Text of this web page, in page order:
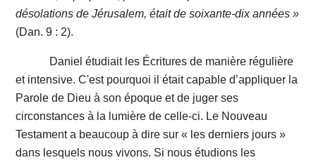
désolations de Jérusalem, était de soixante-dix années »
(Dan. 9 : 2).
Daniel étudiait les Écritures de manière régulière
et intensive. C'est pourquoi il était capable d’appliquer la
Parole de Dieu à son époque et de juger ses
circonstances à la lumière de celle-ci. Le Nouveau
Testament a beaucoup à dire sur « les derniers jours »
dans lesquels nous vivons. Si nous étudions les